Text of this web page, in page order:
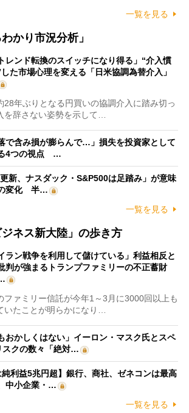
一覧を見る
かり市況分析」
レンド転換のスイッチになり得る」“介入慣
た市場心理を変える「日米協調為替介入」
年ぶりとなる円買いの協調介入に踏み切っ
を辞さない姿勢を示して…
で含み損が膨らんで…」損失を投資家として
4つの視点 …
更新、ナスダック・S&P500は足踏み」が意味
の変化 半…
一覧を見る
ネス新大陸」の歩き方
ラン戦争を利用して儲けている」利益相反と
判が強まるトランプファミリーの不正蓄財
ァミリー信託が今年1～3月に3000回以上も
いたことが明らかになり…
おかしくはない」イーロン・マスク氏とスペ
スクの数々「絶対…
純利益5兆円超】銀行、商社、ゼネコンは最高
中小企業・…
一覧を見る